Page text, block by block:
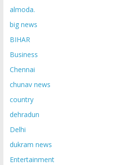
almoda.
big news
BIHAR
Business
Chennai
chunav news
country
dehradun
Delhi
dukram news
Entertainment